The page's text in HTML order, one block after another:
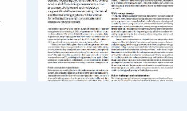
Zhang, Zhengxuan Liu, Wei Feng, Wei Yi-Ming